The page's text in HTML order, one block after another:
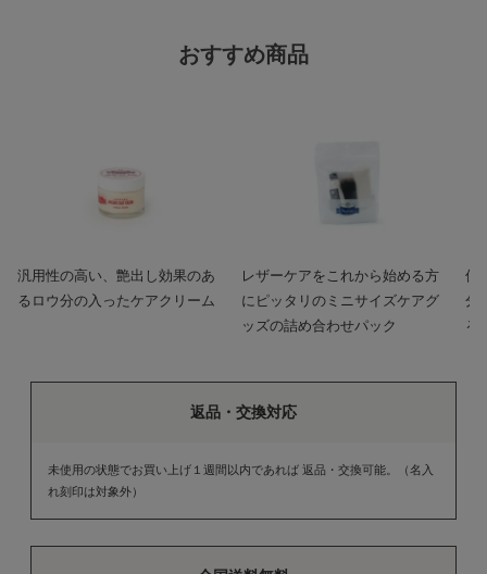
おすすめ商品
汎用性の高い、艶出し効果のあ
るロウ分の入ったケアクリーム
レザーケアをこれから始める方
にピッタリのミニサイズケアグ
ッズの詰め合わせパック
保
分
る
返品・交換対応
未使用の状態でお買い上げ１週間以内であれば 返品・交換可能。（名入
れ刻印は対象外）